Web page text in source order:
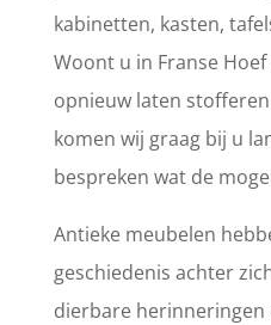
kabinetten, kasten,
Woont u in Franse
opnieuw laten
komen wij graag bij u
bespreken wat de
Antieke meubelen
geschiedenis achter
dierbare herinneringen